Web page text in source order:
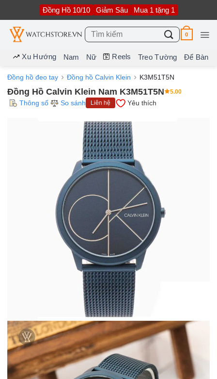
nội
dung
Đồng Hồ 10/10 Giảm Sâu Mua 1 tặng 1
Tìm
kiếm:
0
Xu Hướng Nam Nữ Reels Treo Tường Để Bàn
Đồng hồ đeo tay Đồng hồ Calvin Klein K3M51T5N
Đồng Hồ Calvin Klein Nam K3M51T5N 5.00
Thông số So sánh Liên hệ Yêu thích